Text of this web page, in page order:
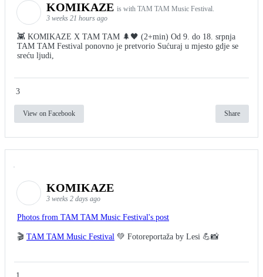
KOMIKAZE is with TAM TAM Music Festival.
3 weeks 21 hours ago
👾 KOMIKAZE X TAM TAM 🌲🖤 (2+min) Od 9. do 18. srpnja
TAM TAM Festival ponovno je pretvorio Sućuraj u mjesto gdje se
sreću ljudi,
3
View on Facebook Share
KOMIKAZE
3 weeks 2 days ago
Photos from TAM TAM Music Festival's post
🎬 TAM TAM Music Festival 💚 Fotoreportaža by Lesi 💪📸